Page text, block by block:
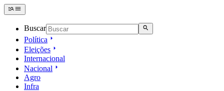
Buscar
Política
Eleições
Internacional
Nacional
Agro
Infra